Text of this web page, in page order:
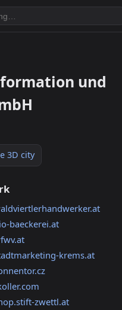
und
3D city
baeckerei.at
krems.at
zwettl.at